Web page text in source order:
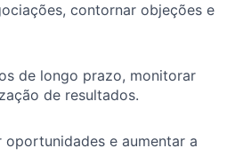
contornar objeções e
de longo prazo, monitorar
de resultados.
e aumentar a